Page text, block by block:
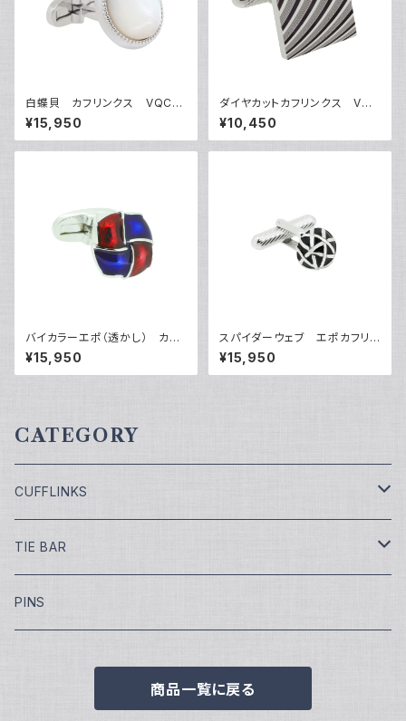
白蝶貝 カフリンクス VQC-1
212A
¥15,950
ダイヤカットカフリンクス VQC
-0705
¥10,450
バイカラーエポ（透かし） カフ
リンクス VQC-1201
¥15,950
スパイダーウェブ エポカフリン
クス VQC-1207B
¥15,950
CATEGORY
CUFFLINKS
￥7,700
￥9,900
TIE BAR
￥4,400
PINS
商品一覧に戻る